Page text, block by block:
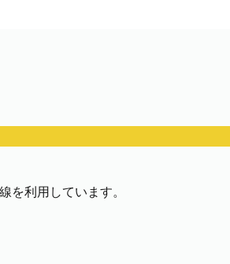
を利用しています。